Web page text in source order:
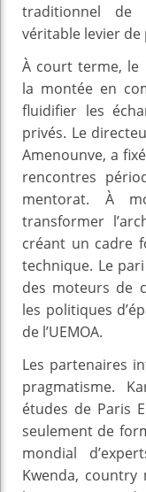
traditionnel de
véritable levier
À court terme, le
la montée en
fluidifier les
privés. Le
Amenounve, a
rencontres
mentorat. À
transformer
créant un cadre
technique. Le
des moteurs de
les politiques
de l’UEMOA.
Les partenaires
pragmatisme.
études de Paris
seulement de
mondial
Kwenda, country